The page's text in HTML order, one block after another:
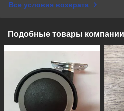
Все условия возврата
Подобные товары компании